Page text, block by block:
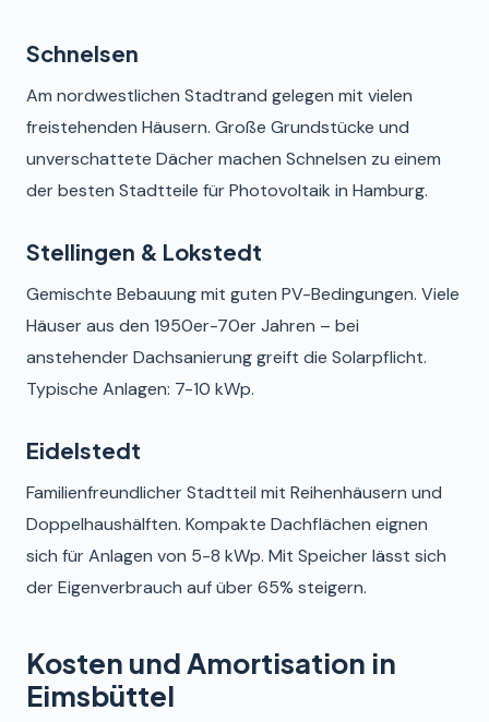
Schnelsen
Am nordwestlichen Stadtrand gelegen mit vielen
freistehenden Häusern. Große Grundstücke und
unverschattete Dächer machen Schnelsen zu einem
der besten Stadtteile für Photovoltaik in Hamburg.
Stellingen & Lokstedt
Gemischte Bebauung mit guten PV-Bedingungen. Viele
Häuser aus den 1950er-70er Jahren – bei
anstehender Dachsanierung greift die Solarpflicht.
Typische Anlagen: 7-10 kWp.
Eidelstedt
Familienfreundlicher Stadtteil mit Reihenhäusern und
Doppelhaushälften. Kompakte Dachflächen eignen
sich für Anlagen von 5-8 kWp. Mit Speicher lässt sich
der Eigenverbrauch auf über 65% steigern.
Kosten und Amortisation in
Eimsbüttel